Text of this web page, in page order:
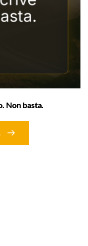
Non basta.